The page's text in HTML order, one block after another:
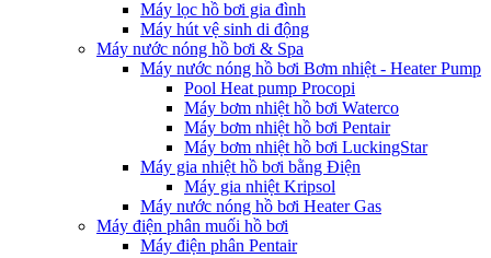
Máy lọc hồ bơi gia đình
Máy hút vệ sinh di động
Máy nước nóng hồ bơi & Spa
Máy nước nóng hồ bơi Bơm nhiệt - Heater Pump
Pool Heat pump Procopi
Máy bơm nhiệt hồ bơi Waterco
Máy bơm nhiệt hồ bơi Pentair
Máy bơm nhiệt hồ bơi LuckingStar
Máy gia nhiệt hồ bơi bằng Điện
Máy gia nhiệt Kripsol
Máy nước nóng hồ bơi Heater Gas
Máy điện phân muối hồ bơi
Máy điện phân Pentair